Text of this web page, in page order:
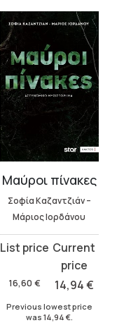
Μαύροι πίνακες
Σοφία Καζαντζιάν –
Μάριος Ιορδάνου
16,60 €
Original
was:
14,94€
Current
is:
Previous lowest price
was 14,94 €.